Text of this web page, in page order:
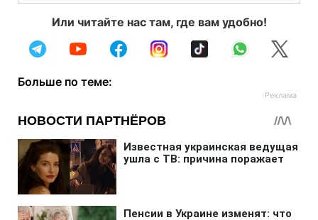
Или читайте нас там, где вам удобно!
Больше по теме: